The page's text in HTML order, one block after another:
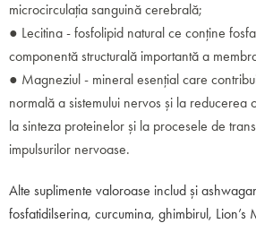
microcirculația sanguină cerebrală;
● Lecitina - fosfolipid natural ce conține
componentă structurală importantă a
● Magneziul - mineral esențial care
normală a sistemului nervos și la reducerea
la sinteza proteinelor și la procesele de
impulsurilor nervoase.
Alte suplimente valoroase includ și
fosfatidilserina, curcumina, ghimbirul, Lion’s